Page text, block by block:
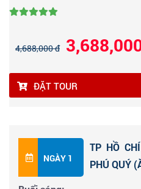
4,688,000 đ
ĐẶT TOUR
NGÀY 1
TP HỒ
PHÚ QUÝ